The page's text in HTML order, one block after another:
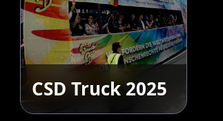
CSD Truck 2025